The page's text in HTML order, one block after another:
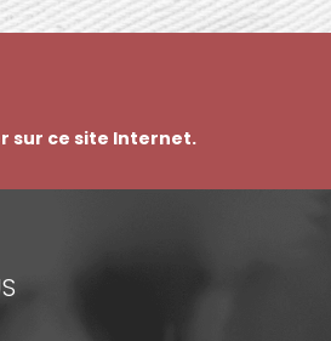
sur ce site Internet.